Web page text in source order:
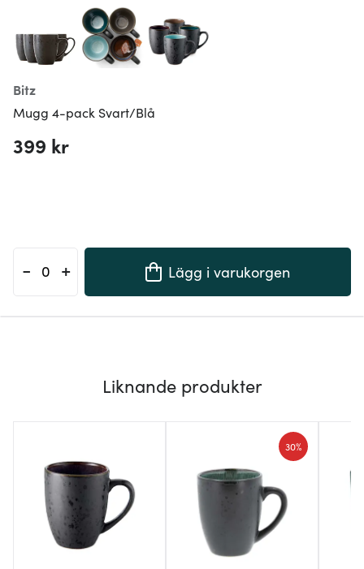
Bitz
Mugg 4-pack Svart/Blå
399 kr
- + Lägg i varukorgen
Liknande produkter
30%